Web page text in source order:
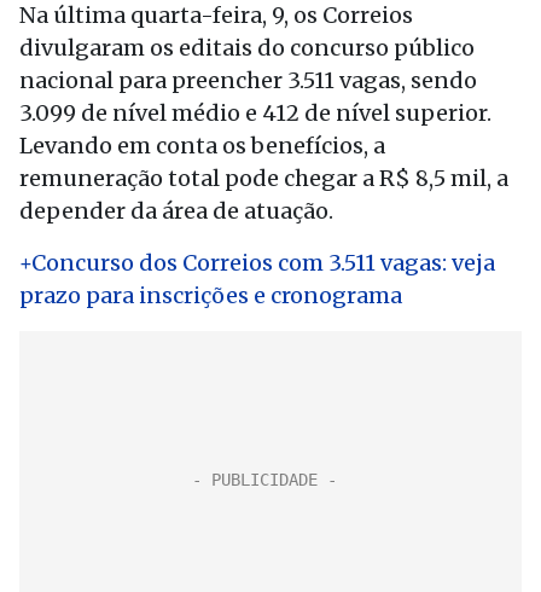
Na última quarta-feira, 9, os Correios
divulgaram os editais do concurso público
nacional para preencher 3.511 vagas, sendo
3.099 de nível médio e 412 de nível superior.
Levando em conta os benefícios, a
remuneração total pode chegar a R$ 8,5 mil, a
depender da área de atuação.
+Concurso dos Correios com 3.511 vagas: veja
prazo para inscrições e cronograma